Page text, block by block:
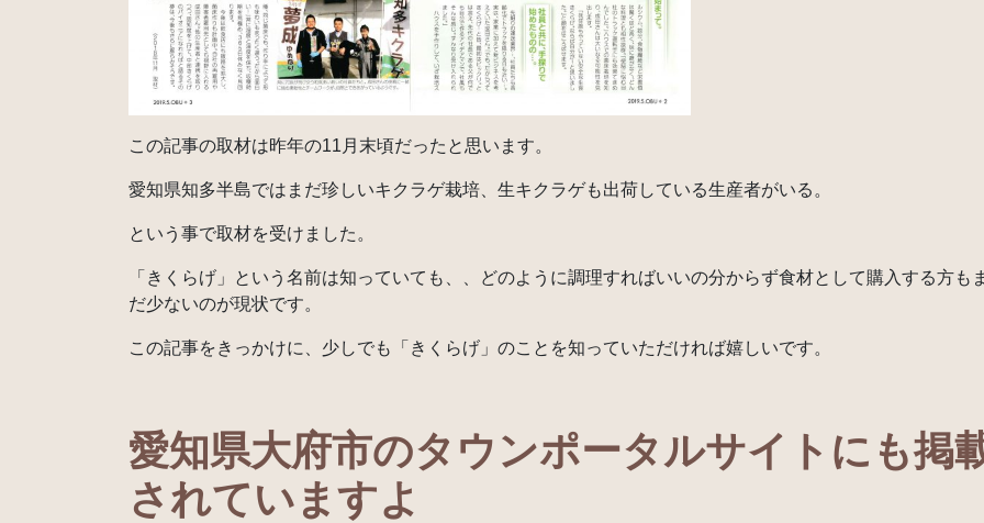
この記事の取材は昨年の11月末頃だったと思います。
愛知県知多半島ではまだ珍しいキクラゲ栽培、生キクラゲも出荷している生産者がいる。
という事で取材を受けました。
「きくらげ」という名前は知っていても、、どのように調理すればいいの分からず食材として購入する方も
だ少ないのが現状です。
この記事をきっかけに、少しでも「きくらげ」のことを知っていただければ嬉しいです。
愛知県大府市のタウンポータルサイトにも掲
されていますよ